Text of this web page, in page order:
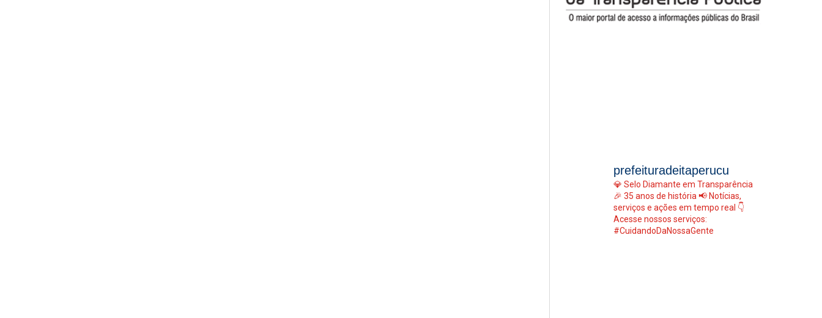
prefeituradeitaperucu
💎 Selo Diamante em Transparência
🎉 35 anos de história 📢 Notícias,
serviços e ações em tempo real 👇
Acesse nossos serviços:
#CuidandoDaNossaGente